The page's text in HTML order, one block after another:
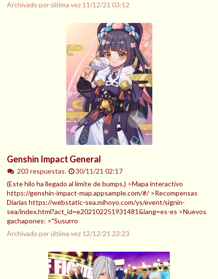
Archivado por última vez 11/12/21 03:12
Genshin Impact General
203 respuestas.
30/11/21 02:17
(Este hilo ha llegado al límite de bumps.) >Mapa interactivo
https://genshin-impact-map.appsample.com/#/ >Recompensas
Diarias https://webstatic-sea.mihoyo.com/ys/event/signin-
sea/index.html?act_id=e202102251931481&lang=es-es >Nuevos
gachapones: >"Susurro
Archivado por última vez 12/12/21 23:23